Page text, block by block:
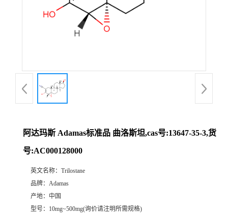
阿达玛斯 Adamas标准品 曲洛斯坦,cas号:13647-35-3,货
号:AC000128000
英文名称： Trilostane
品牌： Adamas
产地： 中国
型号： 10mg~500mg(询价请注明所需规格)